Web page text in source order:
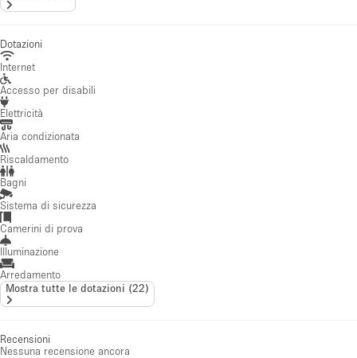
Dotazioni
Internet
Accesso per disabili
Elettricità
Aria condizionata
Riscaldamento
Bagni
Sistema di sicurezza
Camerini di prova
Illuminazione
Arredamento
Mostra tutte le dotazioni (22)
Recensioni
Nessuna recensione ancora